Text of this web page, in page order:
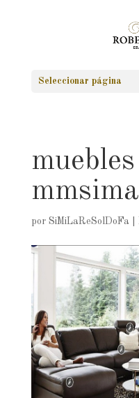
Seleccionar página
por SiMiLaReSolDoFa